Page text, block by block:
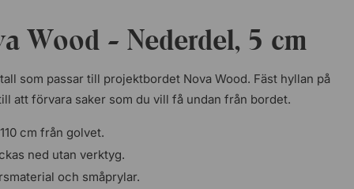
Wood - Nederdel, 5 cm
som passar till projektbordet Nova Wood. Fäst hyllan på
att förvara saker som du vill få undan från bordet.
cm från golvet.
ned utan verktyg.
och småprylar.